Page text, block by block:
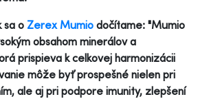
sa o Zerex Mumio dočítame: "Mumio
obsahom minerálov a
prispieva k celkovej harmonizácii
môže byť prospešné nielen pri
ale aj pri podpore imunity, zlepšení